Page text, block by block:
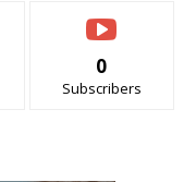
0
Subscribers